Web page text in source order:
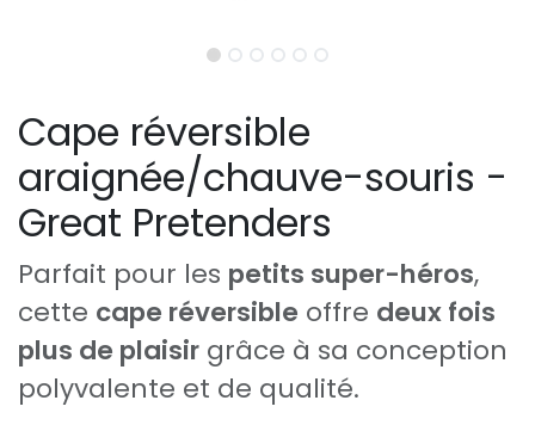
Cape réversible
araignée/chauve-souris -
Great Pretenders
Parfait pour les petits super-héros,
cette cape réversible offre deux fois
plus de plaisir grâce à sa conception
polyvalente et de qualité.